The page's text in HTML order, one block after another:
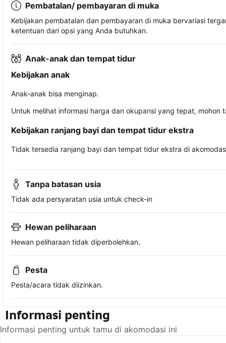
Pembatalan/ pembayaran di muka
Kebijakan pembatalan dan pembayaran di muka bervariasi
ketentuan dari opsi yang Anda butuhkan.
Anak-anak dan tempat tidur
Kebijakan anak
Anak-anak bisa menginap.
Untuk melihat informasi harga dan okupansi yang tepat,
Kebijakan ranjang bayi dan tempat tidur ekstra
Tidak tersedia ranjang bayi dan tempat tidur ekstra di
Tanpa batasan usia
Tidak ada persyaratan usia untuk check-in
Hewan peliharaan
Hewan peliharaan tidak diperbolehkan.
Pesta
Pesta/acara tidak diizinkan.
Informasi penting
Informasi penting untuk tamu di akomodasi ini